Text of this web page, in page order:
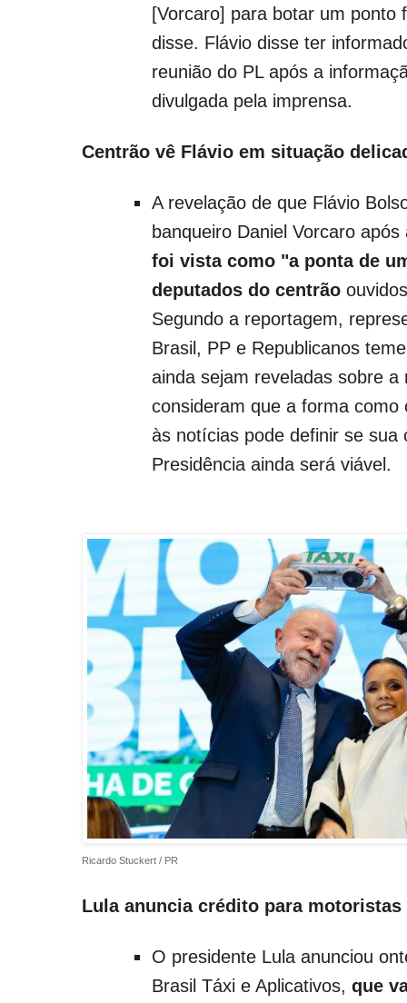
[Vorcaro] para botar um ponto
disse. Flávio disse ter
reunião do PL após a
divulgada pela imprensa.
Centrão vê Flávio em situação
A revelação de que Flávio
banqueiro Daniel Vorcaro
foi vista como "a ponta de
deputados do centrão
Segundo a reportagem,
Brasil, PP e Republicanos
ainda sejam reveladas sobre a
consideram que a forma como
às notícias pode definir se sua
Presidência ainda será viável.
Ricardo Stuckert / PR
Lula anuncia crédito para motoristas
O presidente Lula anunciou
Brasil Táxi e Aplicativos, que